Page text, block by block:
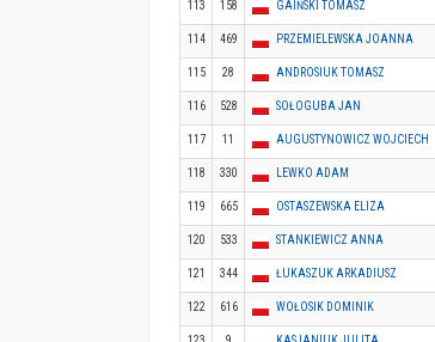
113 158 GAIŃSKI TOMASZ
114 469 PRZEMIELEWSKA JOANNA
115 28 ANDROSIUK TOMASZ
116 528 SOŁOGUBA JAN
117 11 AUGUSTYNOWICZ WOJCIECH
118 330 LEWKO ADAM
119 665 OSTASZEWSKA ELIZA
120 533 STANKIEWICZ ANNA
121 344 ŁUKASZUK ARKADIUSZ
122 616 WOŁOSIK DOMINIK